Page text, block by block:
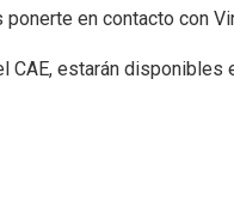
en contacto con
CAE, estarán disponibles